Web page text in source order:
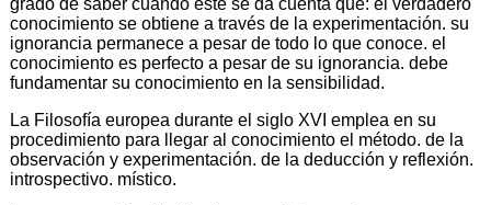
conocimiento se obtiene a través de la experimentación. su
ignorancia permanece a pesar de todo lo que conoce. el
conocimiento es perfecto a pesar de su ignorancia. debe
fundamentar su conocimiento en la sensibilidad.
La Filosofía europea durante el siglo XVI emplea en su
procedimiento para llegar al conocimiento el método. de la
observación y experimentación. de la deducción y reflexión.
introspectivo. místico.